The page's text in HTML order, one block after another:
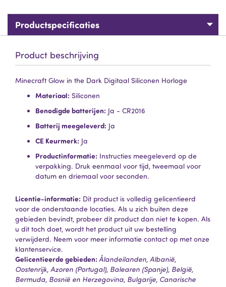
Productspecificaties
Product beschrijving
Minecraft Glow in the Dark Digitaal Siliconen Horloge
Materiaal: Siliconen
Benodigde batterijen: Ja - CR2016
Batterij meegeleverd: Ja
CE Keurmerk: Ja
Productinformatie: Instructies meegeleverd op de
verpakking. Druk eenmaal voor tijd, tweemaal voor
datum en driemaal voor seconden.
Licentie-informatie: Dit product is volledig gelicentieerd
voor de onderstaande locaties. Als u zich buiten deze
gebieden bevindt, probeer dit product dan niet te kopen. Als
u dit toch doet, wordt het product uit uw bestelling
verwijderd. Neem voor meer informatie contact op met onze
klantenservice.
Gelicentieerde gebieden: Ålandeilanden, Albanië,
Oostenrijk, Azoren (Portugal), Balearen (Spanje), België,
Bermuda, Bosnië en Herzegovina, Bulgarije, Canarische